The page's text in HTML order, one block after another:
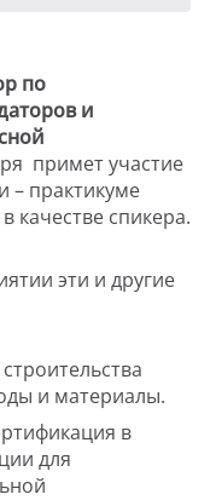
по
и
примет участие
– практикуме
качестве спикера.
эти и другие
и материалы.
в
для